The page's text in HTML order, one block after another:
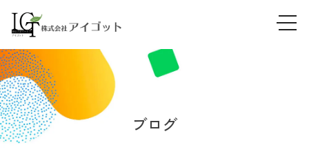
Skip
to
content
ブログ